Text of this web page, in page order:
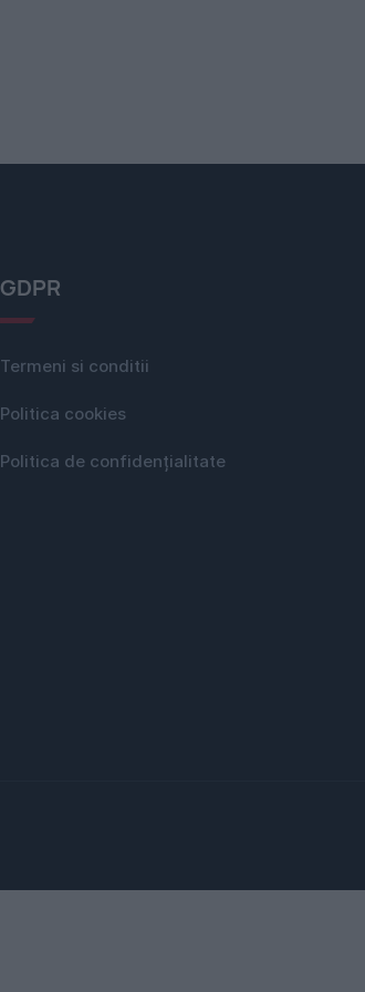
GDPR
Termeni si conditii
Politica cookies
Politica de confidențialitate